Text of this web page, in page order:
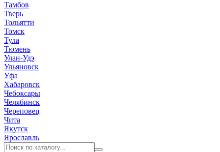
Тамбов
Тверь
Тольятти
Томск
Тула
Тюмень
Улан-Удэ
Ульяновск
Уфа
Хабаровск
Чебоксары
Челябинск
Череповец
Чита
Якутск
Ярославль